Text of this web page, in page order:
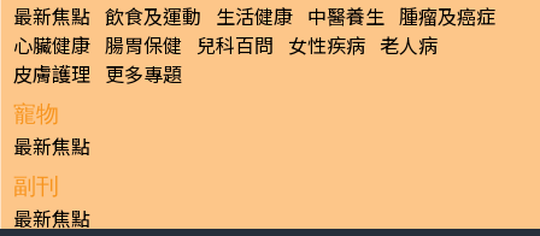
最新焦點 飲食及運動 生活健康 中醫養生 腫瘤及癌症
心臟健康 腸胃保健 兒科百問 女性疾病 老人病
皮膚護理 更多專題
寵物
最新焦點
副刊
最新焦點